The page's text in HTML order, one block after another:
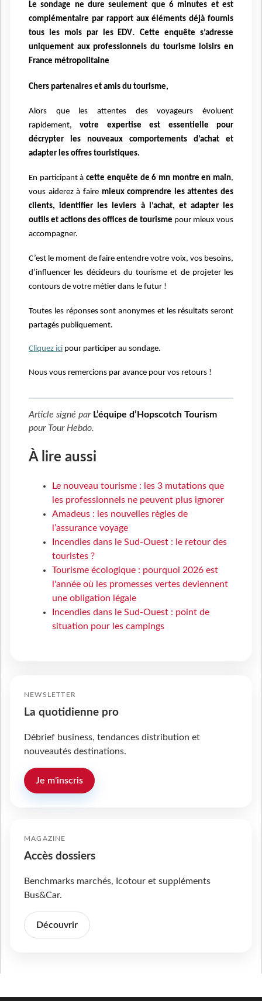
Le sondage ne dure seulement que 6 minutes et est
complémentaire par rapport aux éléments déjà fournis
tous les mois par les EDV.Cette enquête s’adresse
uniquement aux professionnels du tourisme loisirs en
France métropolitaine
Chers partenaires et amis du tourisme,
Alors que les attentes des voyageurs évoluent
rapidement,votre expertise est essentielle pour
décrypter les nouveaux comportements d’achat et
adapter les offres touristiques.
En participant àcette enquête de 6 mn montre en main,
vous aiderez à faire mieux comprendre les attentes des
clients, identifier les leviers à l’achat, et adapter les
outils et actions des offices de tourisme pour mieux vous
accompagner.
C’est le moment de faire entendre votre voix, vos besoins,
d’influencer les décideurs du tourisme et de projeter les
contours de votre métier dans le futur !
Toutes les réponses sont anonymes et les résultats seront
partagés publiquement.
Cliquez ici pour participer au sondage.
Nous vous remercions par avance pour vos retours !
Article signé par L’équipe d’Hopscotch Tourism
pour Tour Hebdo.
À lire aussi
Le nouveau tourisme : les 3 mutations que
les professionnels ne peuvent plus ignorer
Amadeus : les nouvelles règles de
l’assurance voyage
Incendies dans le Sud-Ouest : le retour des
touristes ?
Tourisme écologique : pourquoi 2026 est
l'année où les promesses vertes deviennent
une obligation légale
Incendies dans le Sud-Ouest : point de
situation pour les campings
NEWSLETTER
La quotidienne pro
Débrief business, tendances distribution et
nouveautés destinations.
Je m'inscris
MAGAZINE
Accès dossiers
Benchmarks marchés, Icotour et suppléments
Bus&Car.
Découvrir